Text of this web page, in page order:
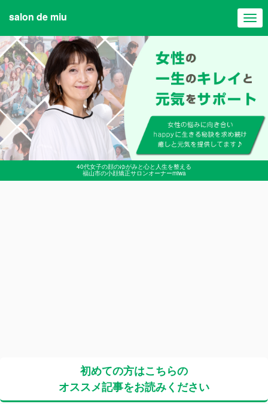
40代女子の顔のゆがみと心と人生を整える
福山市の小顔矯正サロンオーナーmiwa
salon de miu
初めての方はこちらの
オススメ記事をお読みください